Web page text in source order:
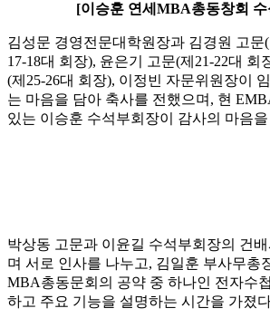
[이승훈 연세MBA총동창회
김성문 경영전문대학원장과 김경원 고문
17-18대 회장), 윤은기 고문(제21-22대 회
(제25-26대 회장), 이정빈 자문위원장이
는 마음을 담아 축사를 전했으며, 현
있는 이승훈 수석부회장이 감사의 마음
박상동 고문과 이윤길 수석부회장의 건
며 서로 인사를 나누고, 김일훈 부사무총
MBA총동문회의 공약 중 하나인 전자수
하고 주요 기능을 설명하는 시간을 가졌